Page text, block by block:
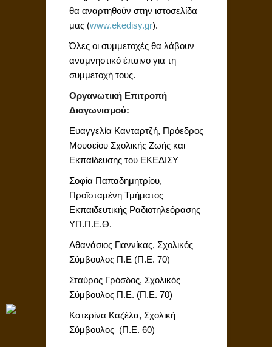
θα αναρτηθούν στην ιστοσελίδα
μας (www.ekedisy.gr).
Όλες οι συμμετοχές θα λάβουν
αναμνηστικό έπαινο για τη
συμμετοχή τους.
Οργανωτική Επιτροπή
Διαγωνισμού:
Ευαγγελία Κανταρτζή, Πρόεδρος
Μουσείου Σχολικής Ζωής και
Εκπαίδευσης του ΕΚΕΔΙΣΥ
Σοφία Παπαδημητρίου,
Προϊσταμένη Τμήματος
Εκπαιδευτικής Ραδιοτηλεόρασης
ΥΠ.Π.Ε.Θ.
Αθανάσιος Γιαννίκας, Σχολικός
Σύμβουλος Π.Ε (Π.Ε. 70)
Σταύρος Γρόσδος, Σχολικός
Σύμβουλος Π.Ε. (Π.Ε. 70)
Κατερίνα Καζέλα, Σχολική
Σύμβουλος (Π.Ε. 60)